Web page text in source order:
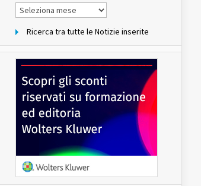
Notizie
per
Ricerca tra tutte le Notizie inserite